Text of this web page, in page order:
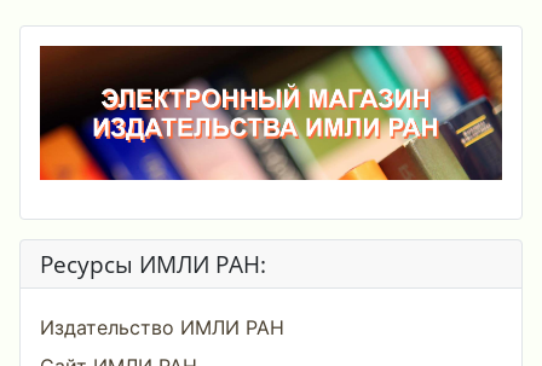
Ресурсы ИМЛИ РАН:
Издательство ИМЛИ РАН